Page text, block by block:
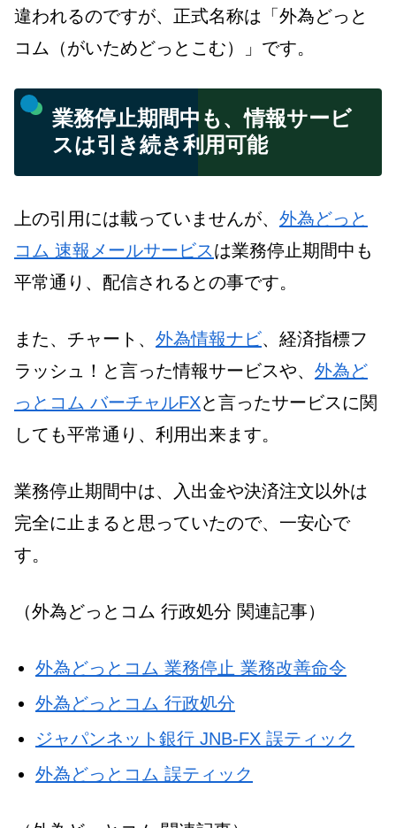
違われるのですが、正式名称は「外為どっと
コム（がいためどっとこむ）」です。
業務停止期間中も、情報サービ
スは引き続き利用可能
上の引用には載っていませんが、 外為どっと
コム 速報メールサービスは業務停止期間中も
平常通り、配信されるとの事です。
また、チャート、 外為情報ナビ、経済指標フ
ラッシュ！と言った情報サービスや、 外為ど
っとコム バーチャルFXと言ったサービスに関
しても平常通り、利用出来ます。
業務停止期間中は、入出金や決済注文以外は
完全に止まると思っていたので、一安心で
す。
（外為どっとコム 行政処分 関連記事）
外為どっとコム 業務停止 業務改善命令
外為どっとコム 行政処分
ジャパンネット銀行 JNB-FX 誤ティック
外為どっとコム 誤ティック